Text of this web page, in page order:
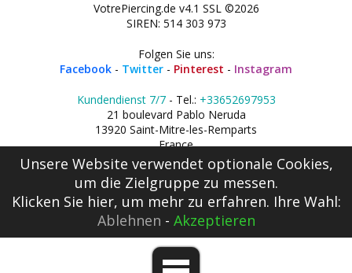
VotrePiercing.de v4.1 SSL ©2026
SIREN: 514 303 973
Folgen Sie uns:
Facebook - Twitter - Pinterest - Instagram
Kundendienst 7/7- Tel.: +33652697953
21 boulevard Pablo Neruda
13920 Saint-Mitre-les-Remparts
France
Unsere Website verwendet optionale Cookies,
um die Zielgruppe zu messen.
Klicken Sie hier, um mehr zu erfahren. Ihre Wahl:
Ablehnen - Akzeptieren